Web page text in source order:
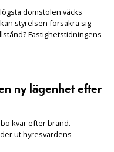
domstolen väcks
styrelsen försäkra sig
Fastighetstidningens
ny lägenhet efter
bo kvar efter brand.
ut hyresvärdens